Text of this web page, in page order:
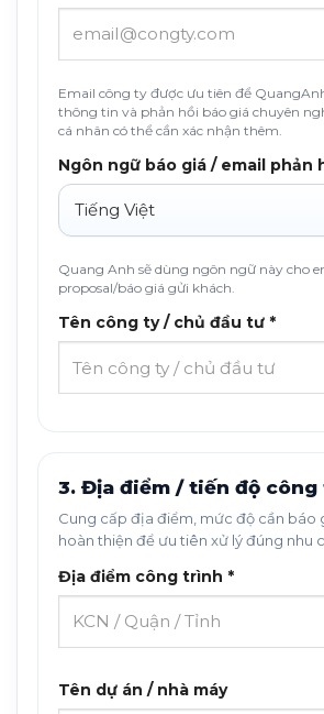
Email công ty được ưu tiên để
thông tin và phản hồi báo giá chuyên
cá nhân có thể cần xác nhận thêm.
Ngôn ngữ báo giá / email phản
Quang Anh sẽ dùng ngôn ngữ này cho
proposal/báo giá gửi khách.
Tên công ty / chủ đầu tư *
3. Địa điểm / tiến độ công
Cung cấp địa điểm, mức độ cần báo
hoàn thiện để ưu tiên xử lý đúng nhu
Địa điểm công trình *
Tên dự án / nhà máy